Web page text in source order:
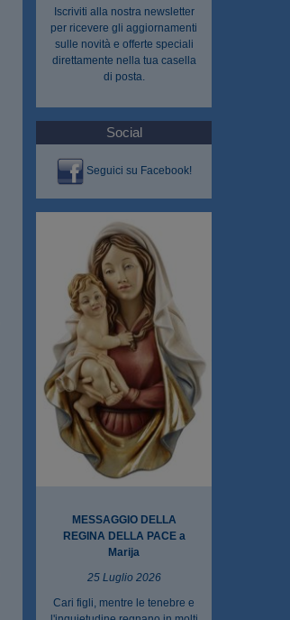
Iscriviti alla nostra newsletter
per ricevere gli aggiornamenti
sulle novità e offerte speciali
direttamente nella tua casella
di posta.
Social
Seguici su Facebook!
MESSAGGIO DELLA
REGINA DELLA PACE a
Marija
25 Luglio 2026
Cari figli, mentre le tenebre e